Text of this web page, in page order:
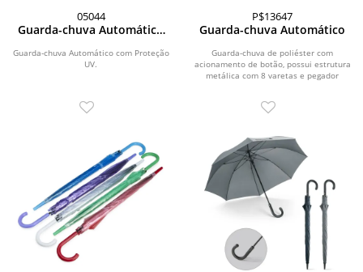
05044
Guarda-chuva Automático
Guarda-chuva Automático com Proteção
UV.
P$13647
Guarda-chuva Automático
Guarda-chuva de poliéster com
acionamento de botão, possui estrutura
metálica com 8 varetas e pegador